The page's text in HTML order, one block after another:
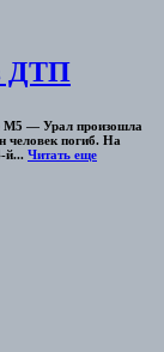
ДТП
М5 — Урал произошла
человек погиб. На
й... Читать еще